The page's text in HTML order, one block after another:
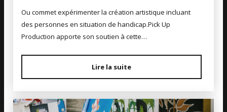
Ou commet expérimenter la création artistique incluant
des personnes en situation de handicap.Pick Up
Production apporte son soutien à cette…
Lire la suite